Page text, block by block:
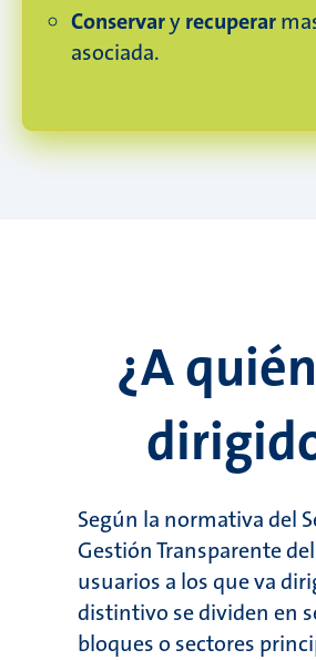
Conservaryrecuperar
asociada.
¿A
Según la normativa del
Gestión Transparente
usuarios a los que va
distintivo se dividen en
bloques o sectores